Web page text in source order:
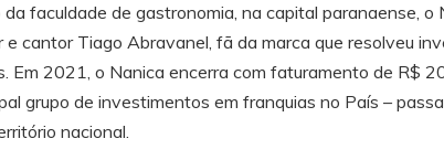
faculdade de gastronomia, na capital paranaense, o
cantor Tiago Abravanel, fã da marca que resolveu
Em 2021, o Nanica encerra com faturamento de R$
grupo de investimentos em franquias no País –
nacional.